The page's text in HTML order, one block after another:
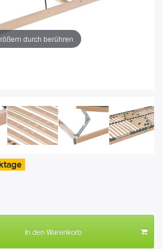
durch berühren
In den Warenkorb